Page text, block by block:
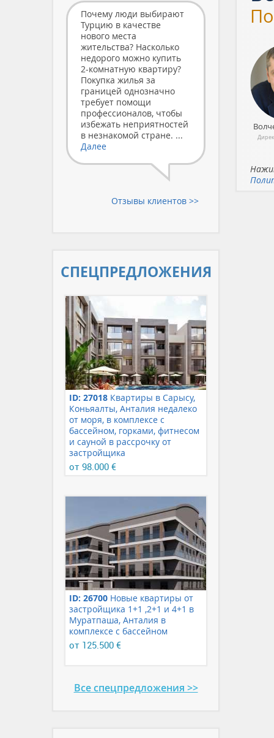
Почему люди выбирают
Турцию в качестве
нового места
жительства? Насколько
недорого можно купить
2-комнатную квартиру?
Покупка жилья за
границей однозначно
требует помощи
профессионалов, чтобы
избежать неприятностей
в незнакомой стране. ...
Далее
Отзывы клиентов >>
СПЕЦ­ПРЕДЛОЖЕНИЯ
ID: 27018 Квартиры в Сарысу,
Коньяалты, Анталия недалеко
от моря, в комплексе с
бассейном, горками, фитнесом
и сауной в рассрочку от
застройщика
от 98.000 €
ID: 26700 Новые квартиры от
застройщика 1+1 ,2+1 и 4+1 в
Муратпаша, Анталия в
комплексе с бассейном
от 125.500 €
Все спецпредложения >>